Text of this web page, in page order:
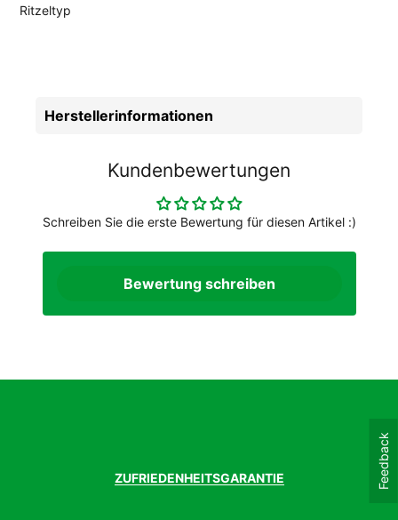
Ritzeltyp
Herstellerinformationen
Kundenbewertungen
Schreiben Sie die erste Bewertung für diesen Artikel :)
Bewertung schreiben
ZUFRIEDENHEITSGARANTIE Feedback